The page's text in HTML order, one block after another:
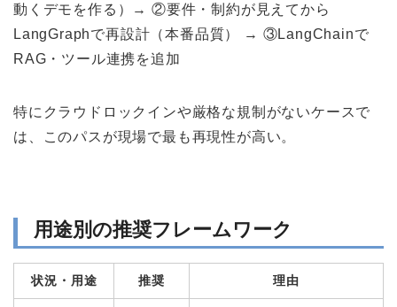
動くデモを作る）→ ②要件・制約が見えてから
LangGraphで再設計（本番品質） → ③LangChainで
RAG・ツール連携を追加
特にクラウドロックインや厳格な規制がないケースで
は、このパスが現場で最も再現性が高い。
用途別の推奨フレームワーク
状況・用途 推奨 理由